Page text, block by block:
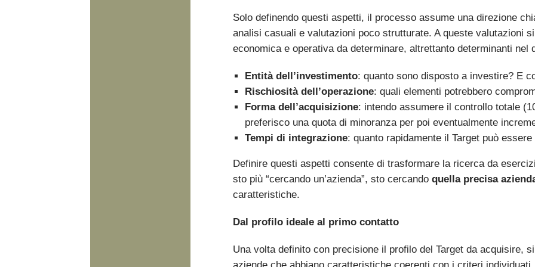
Solo definendo questi aspetti, il processo assume una direzione
analisi casuali e valutazioni poco strutturate. A queste valutazioni
economica e operativa da determinare, altrettanto determinanti nel
Entità dell’investimento: quanto sono disposto a investire? E
Rischiosità dell’operazione: quali elementi potrebbero
Forma dell’acquisizione: intendo assumere il controllo totale
preferisco una quota di minoranza per poi eventualmente
Tempi di integrazione: quanto rapidamente il Target può
Definire questi aspetti consente di trasformare la ricerca da
sto più “cercando un’azienda”, sto cercando quella precisa
caratteristiche.
Dal profilo ideale al primo contatto
Una volta definito con precisione il profilo del Target da acquisire,